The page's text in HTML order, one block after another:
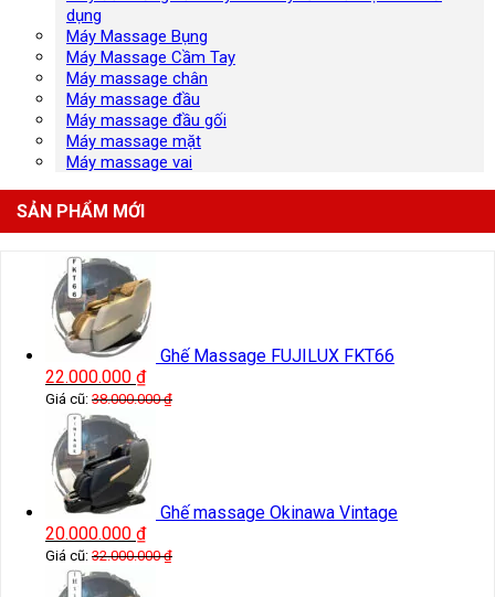
dụng
Máy Massage Bụng
Máy Massage Cầm Tay
Máy massage chân
Máy massage đầu
Máy massage đầu gối
Máy massage mặt
Máy massage vai
SẢN PHẨM MỚI
Ghế Massage FUJILUX FKT66
22.000.000 ₫
Giá cũ: 38.000.000₫
Ghế massage Okinawa Vintage
20.000.000 ₫
Giá cũ: 32.000.000₫